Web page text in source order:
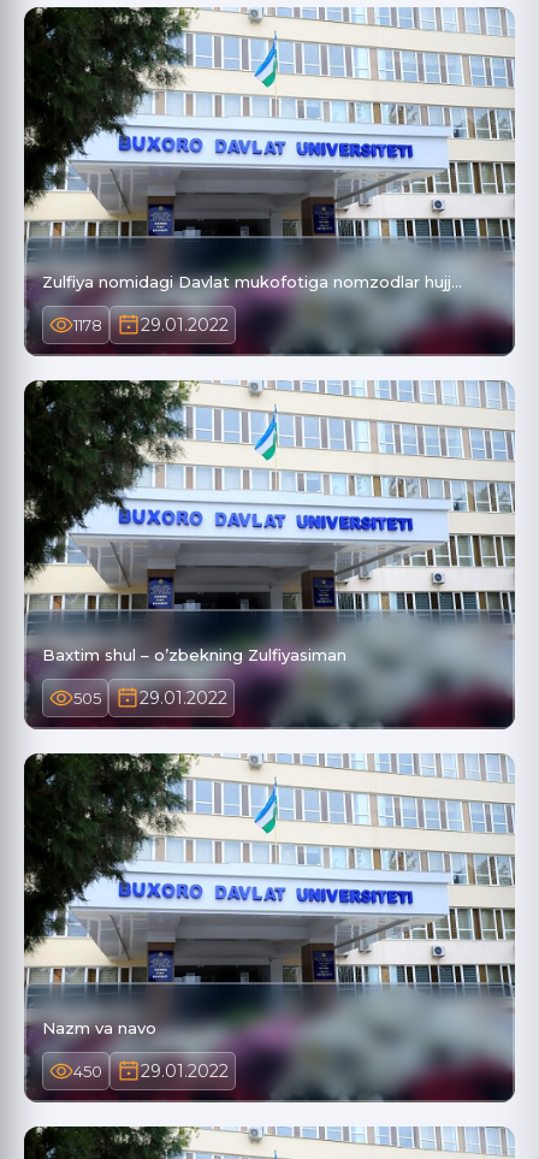
Zulfiya nomidagi Davlat mukofotiga nomzodlar hujj…
1178 29.01.2022
Baxtim shul – o’zbekning Zulfiyasiman
505 29.01.2022
Nazm va navo
450 29.01.2022